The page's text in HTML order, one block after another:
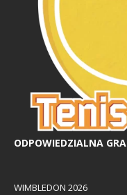
ODPOWIEDZIALNA GRA
WIMBLEDON 2026